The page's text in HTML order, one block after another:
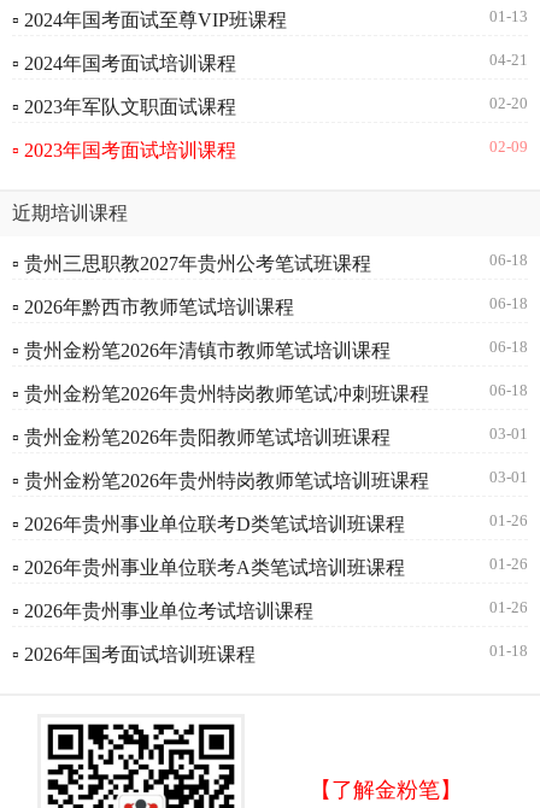
▫ 2024年国考面试至尊VIP班课程 01-13
▫ 2024年国考面试培训课程 04-21
▫ 2023年军队文职面试课程 02-20
▫ 2023年国考面试培训课程 02-09
近期培训课程
▫ 贵州三思职教2027年贵州公考笔试班课程 06-18
▫ 2026年黔西市教师笔试培训课程 06-18
▫ 贵州金粉笔2026年清镇市教师笔试培训课程 06-18
▫ 贵州金粉笔2026年贵州特岗教师笔试冲刺班课程 06-18
▫ 贵州金粉笔2026年贵阳教师笔试培训班课程 03-01
▫ 贵州金粉笔2026年贵州特岗教师笔试培训班课程 03-01
▫ 2026年贵州事业单位联考D类笔试培训班课程 01-26
▫ 2026年贵州事业单位联考A类笔试培训班课程 01-26
▫ 2026年贵州事业单位考试培训课程 01-26
▫ 2026年国考面试培训班课程 01-18
【了解金粉笔】